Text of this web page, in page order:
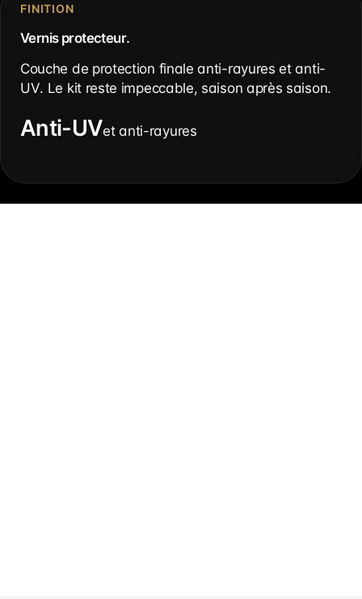
FINITION
Vernis protecteur.
Couche de protection finale anti-rayures et anti-
UV. Le kit reste impeccable, saison après saison.
Anti-UVet anti-rayures